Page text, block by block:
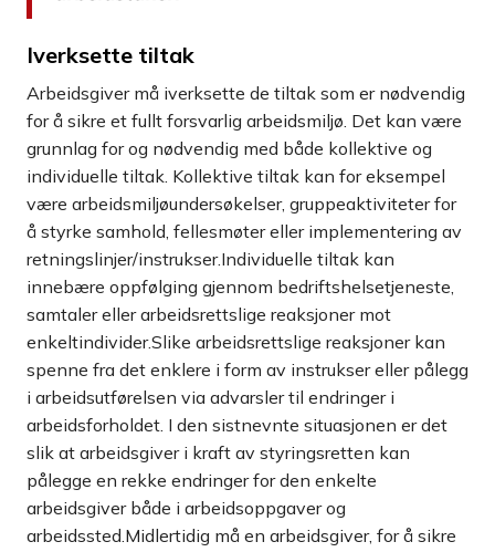
Iverksette tiltak
Arbeidsgiver må iverksette de tiltak som er nødvendig
for å sikre et fullt forsvarlig arbeidsmiljø. Det kan være
grunnlag for og nødvendig med både kollektive og
individuelle tiltak. Kollektive tiltak kan for eksempel
være arbeidsmiljøundersøkelser, gruppeaktiviteter for
å styrke samhold, fellesmøter eller implementering av
retningslinjer/instrukser.Individuelle tiltak kan
innebære oppfølging gjennom bedriftshelsetjeneste,
samtaler eller arbeidsrettslige reaksjoner mot
enkeltindivider.Slike arbeidsrettslige reaksjoner kan
spenne fra det enklere i form av instrukser eller pålegg
i arbeidsutførelsen via advarsler til endringer i
arbeidsforholdet. I den sistnevnte situasjonen er det
slik at arbeidsgiver i kraft av styringsretten kan
pålegge en rekke endringer for den enkelte
arbeidsgiver både i arbeidsoppgaver og
arbeidssted.Midlertidig må en arbeidsgiver, for å sikre